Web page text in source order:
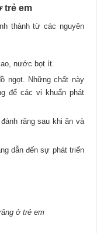
trẻ em
thành từ các nguyên
nước bọt ít.
ngọt. Những chất này
để các vi khuẩn phát
răng sau khi ăn và
dẫn đến sự phát triển
ở trẻ em